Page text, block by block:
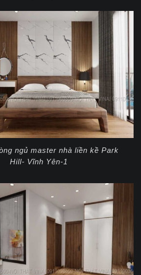
ngủ master nhà liền kề Park
Hill- Vĩnh Yên-1